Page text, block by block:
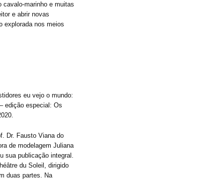
cavalo-marinho e muitas
e abrir novas
explorada nos meios
eu vejo o mundo:
edição especial: Os
Dr. Fausto Viana do
de modelagem Juliana
sua publicação integral.
du Soleil, dirigido
duas partes. Na